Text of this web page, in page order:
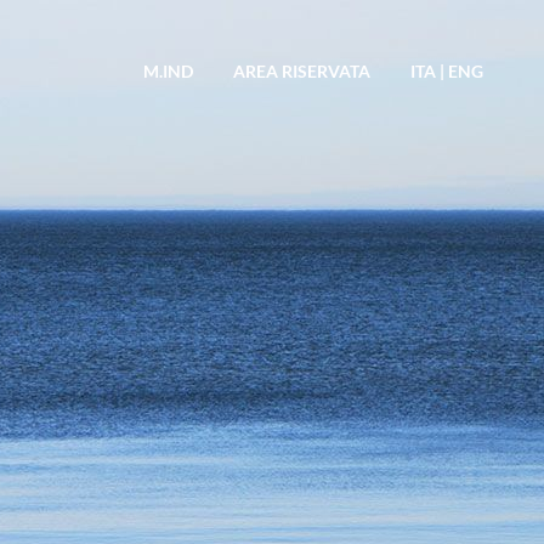
M.IND AREA RISERVATA ITA | ENG